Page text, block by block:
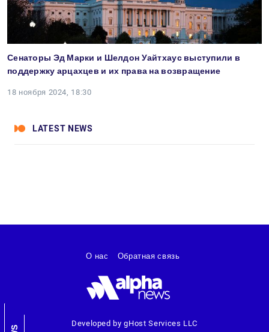
Сенаторы Эд Марки и Шелдон Уайтхаус выступили в
поддержку арцахцев и их права на возвращение
18 ноября 2024, 18:30
LATEST NEWS
Developed by gHost Services LLC
О нас Обратная связь